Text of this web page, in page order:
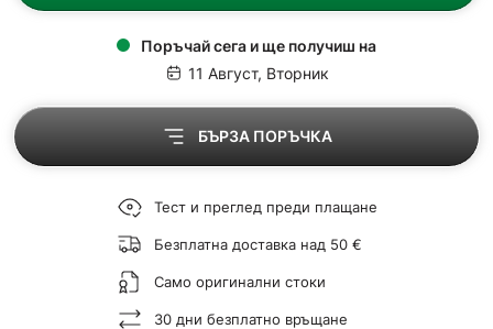
Поръчай сега и ще получиш на
11 Август, Вторник
БЪРЗА ПОРЪЧКА
Тест и преглед преди плащане
Безплатна доставка над 50 €
Само оригинални стоки
30 дни безплатно връщане